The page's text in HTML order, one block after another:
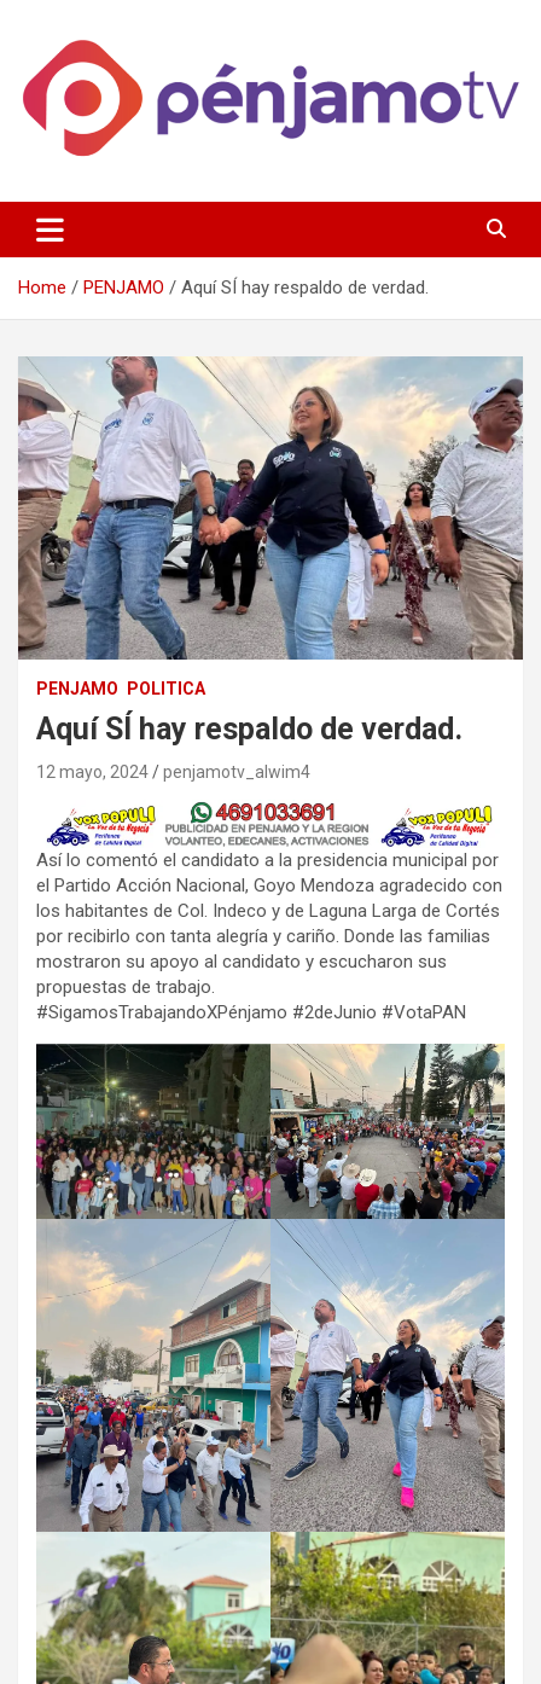
content
Penjamotv
Gto y la region.
Home PENJAMO Aquí SÍ hay respaldo de verdad.
PENJAMO POLITICA
Aquí SÍ hay respaldo de verdad.
12 mayo, 2024 penjamotv_alwim4
Así lo comentó el candidato a la presidencia municipal por
el Partido Acción Nacional, Goyo Mendoza agradecido con
los habitantes de Col. Indeco y de Laguna Larga de Cortés
por recibirlo con tanta alegría y cariño. Donde las familias
mostraron su apoyo al candidato y escucharon sus
propuestas de trabajo.
#SigamosTrabajandoXPénjamo #2deJunio #VotaPAN